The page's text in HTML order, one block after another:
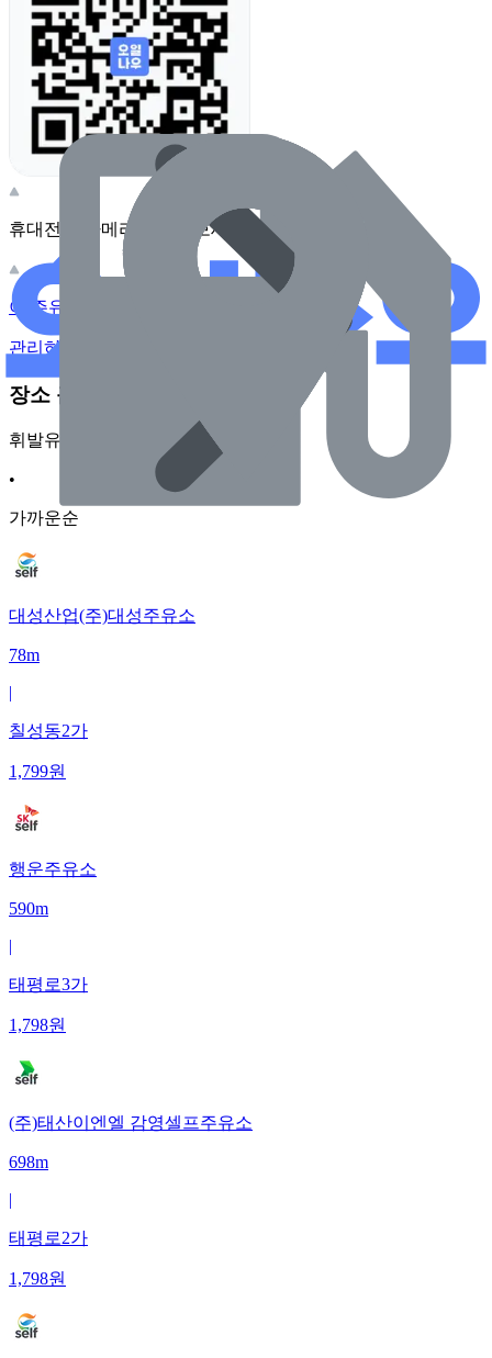
휴대전화 카메라로 찍어보세요
이 주유소의 사장님이신가요?
관리하기
장소 근처 주유소
휘발유
•
가까운순
대성산업(주)대성주유소
78m
|
칠성동2가
1,799원
행운주유소
590m
|
태평로3가
1,798원
(주)태산이엔엘 감영셀프주유소
698m
|
태평로2가
1,798원